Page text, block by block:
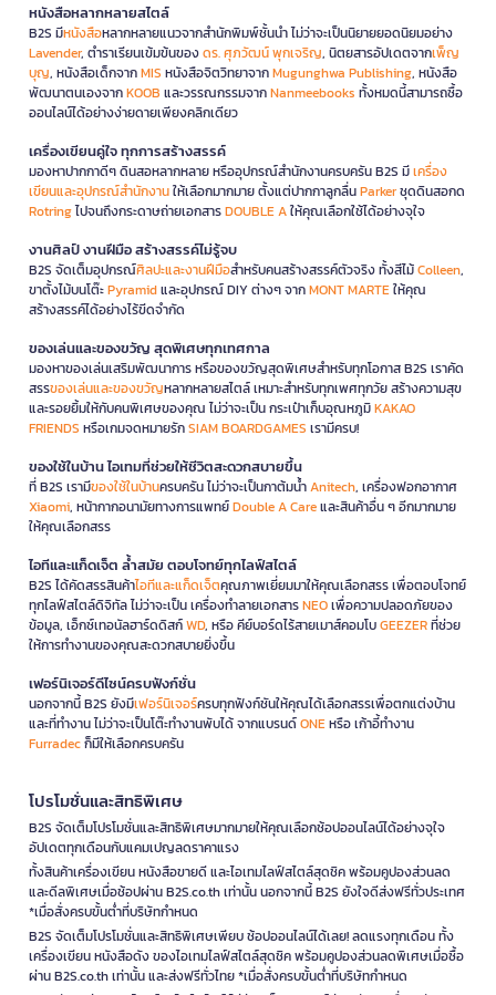
หนังสือหลากหลายสไตล์
B2S มีหนังสือหลากหลายแนวจากสำนักพิมพ์ชั้นนำ ไม่ว่าจะเป็นนิยายยอดนิยมอย่าง
Lavender, ตำราเรียนเข้มข้นของดร. ศุภวัฒน์ พุกเจริญ, นิตยสารอัปเดตจากเพ็ญ
บุญ, หนังสือเด็กจากMIS หนังสือจิตวิทยาจากMugunghwa Publishing, หนังสือ
พัฒนาตนเองจากKOOB และวรรณกรรมจากNanmeebooks ทั้งหมดนี้สามารถซื้อ
ออนไลน์ได้อย่างง่ายดายเพียงคลิกเดียว
เครื่องเขียนคู่ใจ ทุกการสร้างสรรค์
มองหาปากกาดีๆ ดินสอหลากหลาย หรืออุปกรณ์สำนักงานครบครัน B2S มีเครื่อง
เขียนและอุปกรณ์สำนักงานให้เลือกมากมาย ตั้งแต่ปากกาลูกลื่นParkerชุดดินสอกด
Rotringไปจนถึงกระดาษถ่ายเอกสารDOUBLE Aให้คุณเลือกใช้ได้อย่างจุใจ
งานศิลป์ งานฝีมือ สร้างสรรค์ไม่รู้จบ
B2S จัดเต็มอุปกรณ์ศิลปะและงานฝีมือสำหรับคนสร้างสรรค์ตัวจริง ทั้งสีไม้Colleen,
ขาตั้งไม้บนโต๊ะPyramidและอุปกรณ์ DIY ต่างๆ จากMONT MARTEให้คุณ
สร้างสรรค์ได้อย่างไร้ขีดจำกัด
ของเล่นและของขวัญ สุดพิเศษทุกเทศกาล
มองหาของเล่นเสริมพัฒนาการ หรือของขวัญสุดพิเศษสำหรับทุกโอกาส B2S เราคัด
สรรของเล่นและของขวัญหลากหลายสไตล์ เหมาะสำหรับทุกเพศทุกวัย สร้างความสุข
และรอยยิ้มให้กับคนพิเศษของคุณ ไม่ว่าจะเป็น กระเป๋าเก็บอุณหภูมิKAKAO
FRIENDS หรือเกมจดหมายรักSIAM BOARDGAMES เรามีครบ!
ของใช้ในบ้าน ไอเทมที่ช่วยให้ชีวิตสะดวกสบายขึ้น
ที่ B2S เรามีของใช้ในบ้านครบครัน ไม่ว่าจะเป็นกาต้มน้ำAnitech, เครื่องฟอกอากาศ
Xiaomi, หน้ากากอนามัยทางการแพทย์Double A Careและสินค้าอื่น ๆ อีกมากมาย
ให้คุณเลือกสรร
ไอทีและแก็ดเจ็ต ล้ำสมัย ตอบโจทย์ทุกไลฟ์สไตล์
B2S ได้คัดสรรสินค้าไอทีและแก็ดเจ็ตคุณภาพเยี่ยมมาให้คุณเลือกสรร เพื่อตอบโจทย์
ทุกไลฟ์สไตล์ดิจิทัล ไม่ว่าจะเป็น เครื่องทำลายเอกสารNEOเพื่อความปลอดภัยของ
ข้อมูล, เอ็กซ์เทอนัลฮาร์ดดิสก์WD, หรือ คีย์บอร์ดไร้สายเมาส์คอมโบGEEZERที่ช่วย
ให้การทำงานของคุณสะดวกสบายยิ่งขึ้น
เฟอร์นิเจอร์ดีไซน์ครบฟังก์ชั่น
นอกจากนี้ B2S ยังมีเฟอร์นิเจอร์ครบทุกฟังก์ชันให้คุณได้เลือกสรรเพื่อตกแต่งบ้าน
และที่ทำงาน ไม่ว่าจะเป็นโต๊ะทำงานพับได้ จากแบรนด์ONEหรือ เก้าอี้ทำงาน
Furradecก็มีให้เลือกครบครัน
โปรโมชั่นและสิทธิพิเศษ
B2S จัดเต็มโปรโมชั่นและสิทธิพิเศษมากมายให้คุณเลือกช้อปออนไลน์ได้อย่างจุใจ
อัปเดตทุกเดือนกับแคมเปญลดราคาแรง
ทั้งสินค้าเครื่องเขียน หนังสือขายดี และไอเทมไลฟ์สไตล์สุดชิค พร้อมคูปองส่วนลด
และดีลพิเศษเมื่อช้อปผ่าน B2S.co.th เท่านั้น นอกจากนี้ B2S ยังใจดีส่งฟรีทั่วประเทศ
*เมื่อสั่งครบขั้นต่ำที่บริษัทกำหนด
B2S จัดเต็มโปรโมชั่นและสิทธิพิเศษเพียบ ช้อปออนไลน์ได้เลย! ลดแรงทุกเดือน ทั้ง
เครื่องเขียน หนังสือดัง ของไอเทมไลฟ์สไตล์สุดชิค พร้อมคูปองส่วนลดพิเศษเมื่อซื้อ
ผ่าน B2S.co.th เท่านั้น และส่งฟรีทั่วไทย *เมื่อสั่งครบขั้นต่ำที่บริษัทกำหนด